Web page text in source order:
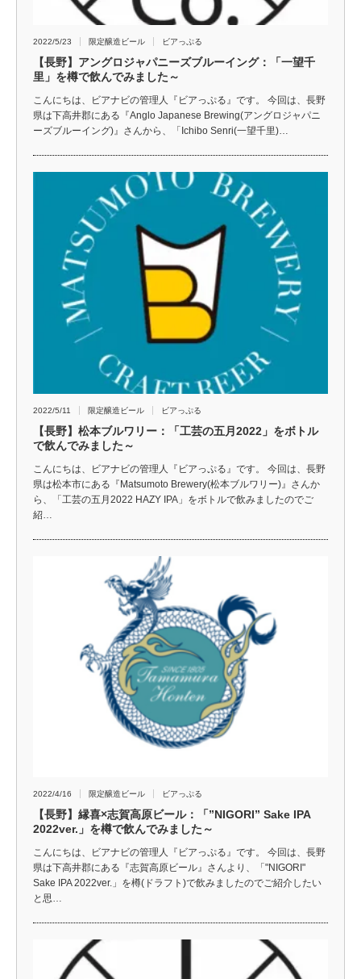
2022/5/23 限定醸造ビール ビアっぷる
【長野】アングロジャパニーズブルーイング：「一望千
里」を樽で飲んでみました～
こんにちは、ビアナビの管理人『ビアっぷる』です。 今回は、長野
県は下高井郡にある『Anglo Japanese Brewing(アングロジャパニ
ーズブルーイング)』さんから、「Ichibo Senri(一望千里)…
2022/5/11 限定醸造ビール ビアっぷる
【長野】松本ブルワリー：「工芸の五月2022」をボトル
で飲んでみました～
こんにちは、ビアナビの管理人『ビアっぷる』です。 今回は、長野
県は松本市にある『Matsumoto Brewery(松本ブルワリー)』さんか
ら、「工芸の五月2022 HAZY IPA」をボトルで飲みましたのでご
紹…
2022/4/16 限定醸造ビール ビアっぷる
【長野】縁喜×志賀高原ビール：「”NIGORI” Sake IPA
2022ver.」を樽で飲んでみました～
こんにちは、ビアナビの管理人『ビアっぷる』です。 今回は、長野
県は下高井郡にある『志賀高原ビール』さんより、「"NIGORI"
Sake IPA 2022ver.」を樽(ドラフト)で飲みましたのでご紹介したい
と思…